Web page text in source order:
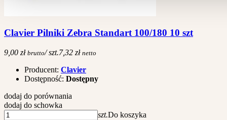
Clavier Pilniki Zebra Standart 100/180 10 szt
9,00 zł brutto/ szt.7,32 zł netto
Producent: Clavier
Dostępność: Dostępny
dodaj do porównania
dodaj do schowka
szt.Do koszyka